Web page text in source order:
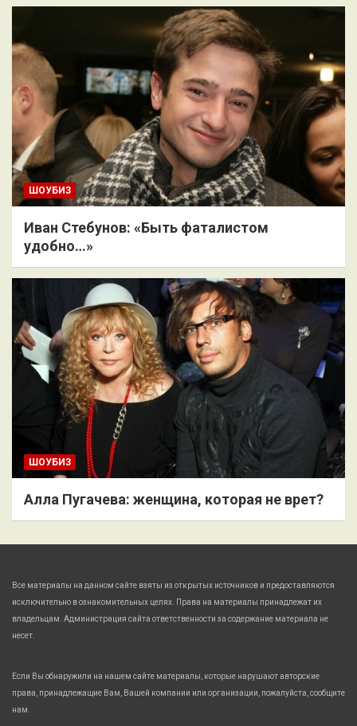
ШОУБИЗ
Иван Стебунов: «Быть фаталистом
удобно…»
ШОУБИЗ
Алла Пугачева: женщина, которая не врет?
Все материалы на данном сайте взяты из открытых источников и предоставляются
исключительно в ознакомительных целях. Права на материалы принадлежат их
владельцам. Администрация сайта ответственности за содержание материала не
несет.
Если Вы обнаружили на нашем сайте материалы, которые нарушают авторские
права, принадлежащие Вам, Вашей компании или организации, пожалуйста, сообщите
нам.